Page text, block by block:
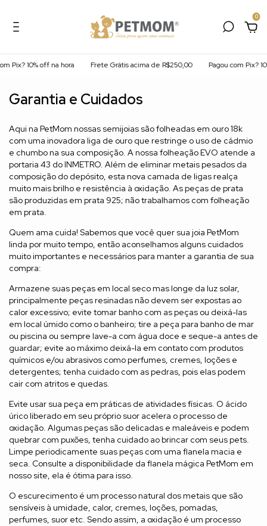
0
Pix? 10% off na hora Frete Grátis acima de R$250,00 Pagou com Pix?
Garantia e Cuidados
Aqui na PetMom nossas semijoias são folheadas em ouro 18k
com uma inovadora liga de ouro que restringe o uso de cádmio
e chumbo na sua composição. A nossa folheação EVO atende a
portaria 43 do INMETRO. Além de eliminar metais pesados da
composição do depósito, esta nova camada de ligas realça
muito mais brilho e resistência à oxidação. As peças de prata
são produzidas em prata 925; não trabalhamos com folheação
em prata.
Quem ama cuida! Sabemos que você quer sua joia PetMom
linda por muito tempo, então aconselhamos alguns cuidados
muito importantes e necessários para manter a garantia de sua
compra:
Armazene suas peças em local seco mas longe da luz solar,
principalmente peças resinadas não devem ser expostas ao
calor excessivo; evite tomar banho com as peças ou deixá-las
em local úmido como o banheiro; tire a peça para banho de mar
ou piscina ou sempre lave-a com água doce e seque-a antes de
guardar; evite ao máximo deixá-la em contato com produtos
químicos e/ou abrasivos como perfumes, cremes, loções e
detergentes; tenha cuidado com as pedras, pois elas podem
cair com atritos e quedas.
Evite usar sua peça em práticas de atividades físicas. O ácido
úrico liberado em seu próprio suor acelera o processo de
oxidação. Algumas peças são delicadas e maleáveis e podem
quebrar com puxões, tenha cuidado ao brincar com seus pets.
Limpe periodicamente suas peças com uma flanela macia e
seca. Consulte a disponibilidade da flanela mágica PetMom em
nosso site, ela é ótima para isso.
O escurecimento é um processo natural dos metais que são
sensíveis à umidade, calor, cremes, loções, pomadas,
perfumes, suor etc. Sendo assim, a oxidação é um processo